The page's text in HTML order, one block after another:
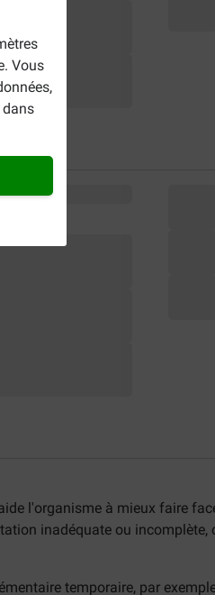
Vous
dans
l'organisme à mieux faire
inadéquate ou incomplète,
temporaire, par